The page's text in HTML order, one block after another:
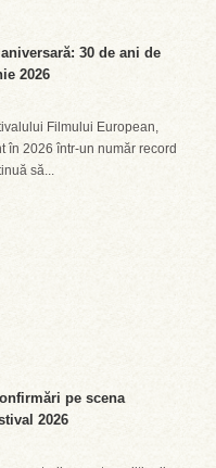
30 de ani de
2026
Filmului European,
în 2026 într-un număr record
să...
pe scena
2026